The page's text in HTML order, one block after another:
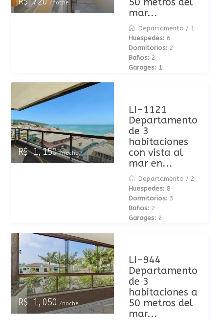
/noche
mar...
Departamento / 1
Huespedes: 6
Dormitorios: 2
Baños: 2
Garages: 1
R$ 1,150/noche
LI-1121
Departamento
de 3
habitaciones
con vista al
mar en...
Departamento / 2
Huespedes: 8
Dormitorios: 3
Baños: 2
Garages: 2
R$ 1,050/noche
LI-944
Departamento
de 3
habitaciones a
50 metros del
mar...